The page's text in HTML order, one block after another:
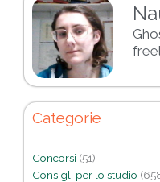
Categorie
Concorsi (51)
Consigli per lo studio